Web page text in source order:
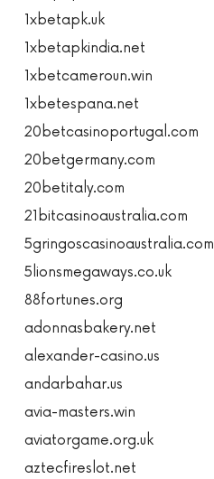
1xbetapk.uk
1xbetapkindia.net
1xbetcameroun.win
1xbetespana.net
20betcasinoportugal.com
20betgermany.com
20betitaly.com
21bitcasinoaustralia.com
5gringoscasinoaustralia.com
5lionsmegaways.co.uk
88fortunes.org
adonnasbakery.net
alexander-casino.us
andarbahar.us
avia-masters.win
aviatorgame.org.uk
aztecfireslot.net